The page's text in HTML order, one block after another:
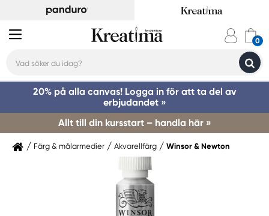
20% på alla canvas! Logga in för att ta del av
erbjudandet »
Allt till din kursstart – handla här »
Färg & målarmedier Akvarellfärg Winsor & Newton